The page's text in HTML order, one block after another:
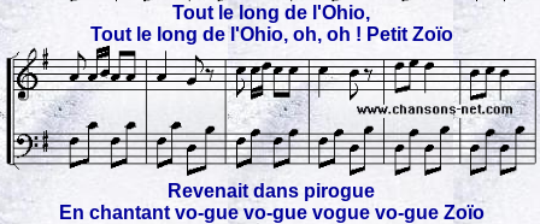
Tout le long de l'Ohio,
Tout le long de l'Ohio, oh, oh ! Petit Zoïo
Revenait dans pirogue
En chantant vo-gue vo-gue vogue vo-gue Zoïo